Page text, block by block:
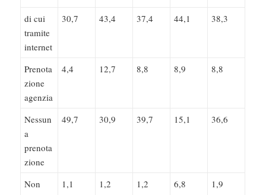
di cui
tramite
internet
30,7 43,4 37,4 44,1 38,3
Prenota
zione
agenzia
4,4 12,7 8,8 8,9 8,8
Nessun
a
prenota
zione
49,7 30,9 39,7 15,1 36,6
Non
1,1 1,2 1,2 6,8 1,9